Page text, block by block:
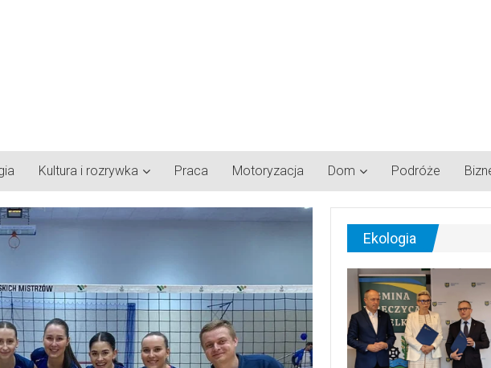
Kultura i rozrywka Praca Motoryzacja Dom Podróże
Ekologia